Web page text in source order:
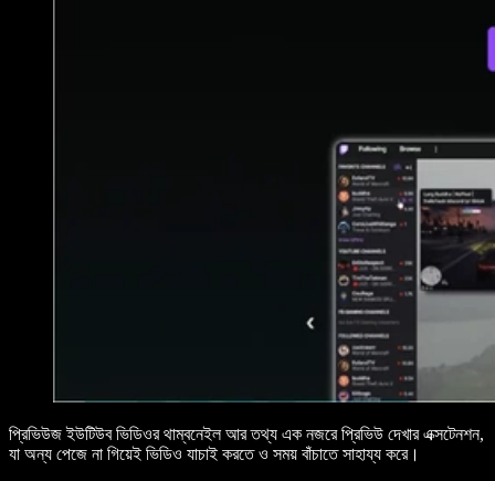
প্রিভিউজ ইউটিউব ভিডিওর থাম্বনেইল আর তথ্য এক নজরে প্রিভিউ দেখার এক্সটেনশন,
যা অন্য পেজে না গিয়েই ভিডিও যাচাই করতে ও সময় বাঁচাতে সাহায্য করে।